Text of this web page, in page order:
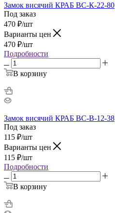
Замок висячий КРАБ ВС-К-22-80
Под заказ
470 ₽/шт
Варианты цен
470 ₽/шт
Подробности
В корзину
Замок висячий КРАБ ВС-В-12-38
Под заказ
115 ₽/шт
Варианты цен
115 ₽/шт
Подробности
В корзину